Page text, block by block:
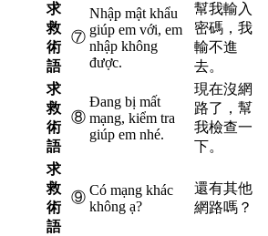
求
救
術
語
⑦
Nhập mật khẩu
giúp em với, em
nhập không
được.
幫我輸入
密碼，我
輸不進
去。
求
救
術
語
⑧
Đang bị mất
mạng, kiểm tra
giúp em nhé.
現在沒網
路了，幫
我檢查一
下。
求
救
術
語
⑨ Có mạng khác
không ạ?
還有其他
網路嗎？